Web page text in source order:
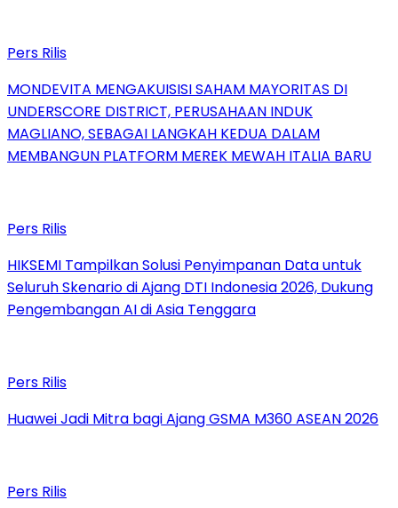
Pers Rilis
MONDEVITA MENGAKUISISI SAHAM MAYORITAS DI
UNDERSCORE DISTRICT, PERUSAHAAN INDUK
MAGLIANO, SEBAGAI LANGKAH KEDUA DALAM
MEMBANGUN PLATFORM MEREK MEWAH ITALIA BARU
Pers Rilis
HIKSEMI Tampilkan Solusi Penyimpanan Data untuk
Seluruh Skenario di Ajang DTI Indonesia 2026, Dukung
Pengembangan AI di Asia Tenggara
Pers Rilis
Huawei Jadi Mitra bagi Ajang GSMA M360 ASEAN 2026
Pers Rilis